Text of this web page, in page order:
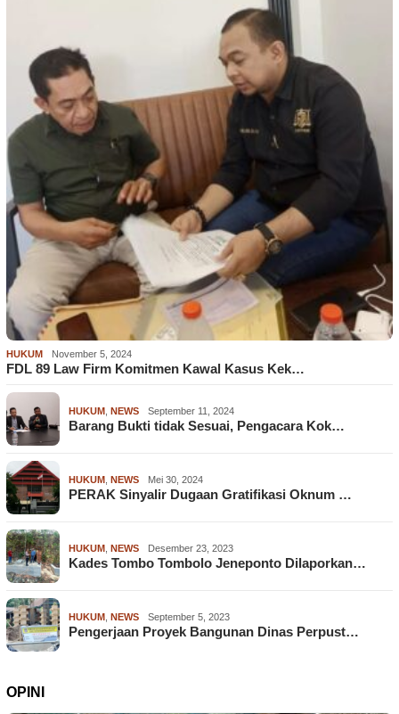
HUKUM November 5, 2024
FDL 89 Law Firm Komitmen Kawal Kasus Kek…
HUKUM NEWS September 11, 2024
Barang Bukti tidak Sesuai, Pengacara Kok…
HUKUM NEWS Mei 30, 2024
PERAK Sinyalir Dugaan Gratifikasi Oknum …
HUKUM NEWS Desember 23, 2023
Kades Tombo Tombolo Jeneponto Dilaporkan…
HUKUM NEWS September 5, 2023
Pengerjaan Proyek Bangunan Dinas Perpust…
OPINI